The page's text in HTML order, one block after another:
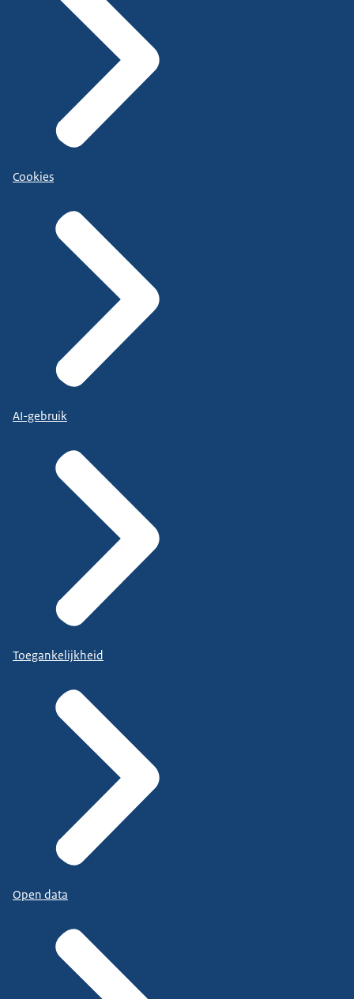
Cookies
AI-gebruik
Toegankelijkheid
Open data